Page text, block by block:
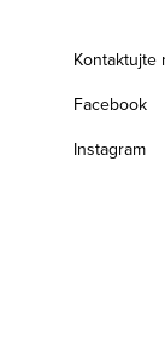
Kontaktujte
Facebook
Instagram